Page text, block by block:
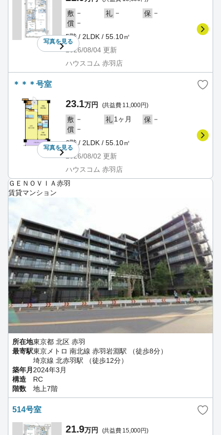
写真を見る
敷 － 礼 － 保 －
償 －
5階 / 2LDK / 55.10㎡
2026/08/04 更新
ハウスコム 赤羽店
＊＊＊号室
写真を見る
23.1万円 (共益費 11,000円)
敷 － 礼 1ヶ月 保 －
償 －
6階 / 2LDK / 55.10㎡
2026/08/02 更新
ハウスコム 赤羽店
ＧＥＮＯＶＩＡ赤羽
賃貸マンション
所在地東京都 北区 赤羽
最寄駅東京メトロ 南北線 赤羽岩淵駅 （徒歩8分）
埼京線 北赤羽駅 （徒歩12分）
築年月 2024年3月
構造
RC
階数
地上7階
514号室
21.9万円 (共益費 15,000円)